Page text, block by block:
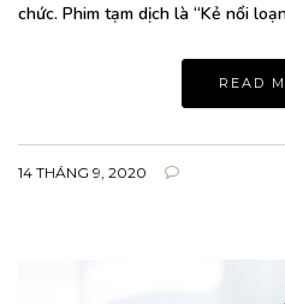
chức. Phim tạm dịch là “Kẻ nổi
READ
14 THÁNG 9, 2020